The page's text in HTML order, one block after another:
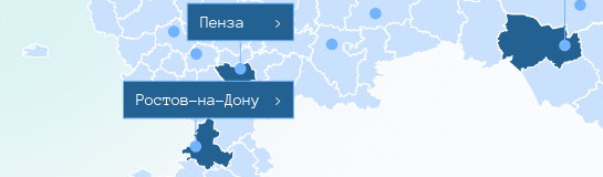
Ростов-на-Дону >
Пенза >